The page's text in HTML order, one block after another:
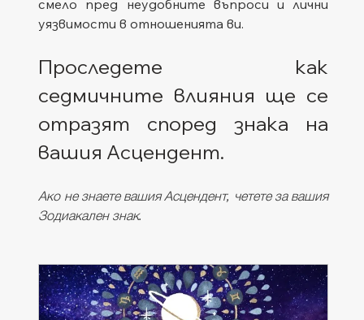
смело пред неудобните въпроси и лични
уязвимости в отношенията ви.
Проследете как
седмичните влияния ще се
отразят според знака на
вашия Асцендент.
Ако не знаете вашия Асцендент, четете за вашия
Зодиакален знак.